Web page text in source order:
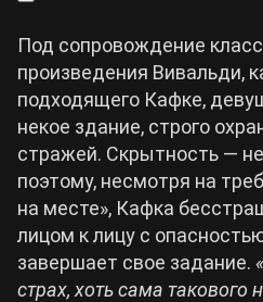
Под сопровождение
произведения Вивальди,
подходящего Кафке,
некое здание, строго
стражей. Скрытность —
поэтому, несмотря на
на месте», Кафка
лицом к лицу с
завершает свое задание.
страх, хоть сама такового